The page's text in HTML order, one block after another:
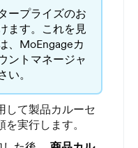
ープライズのお
ます。これを見
、MoEngageカ
ントマネージャ
。
して製品カルーセ
実行します。